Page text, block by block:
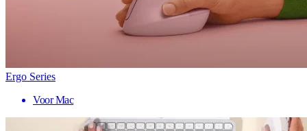
Ergo Series
Voor Mac